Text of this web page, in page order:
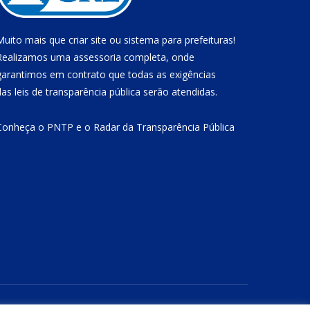
mais que criar site ou sistema para prefeituras!
uma assessoria completa, onde
em contrato que todas as exigências
leis de transparência pública serão atendidas.
o PNTP e o Radar da Transparência Pública